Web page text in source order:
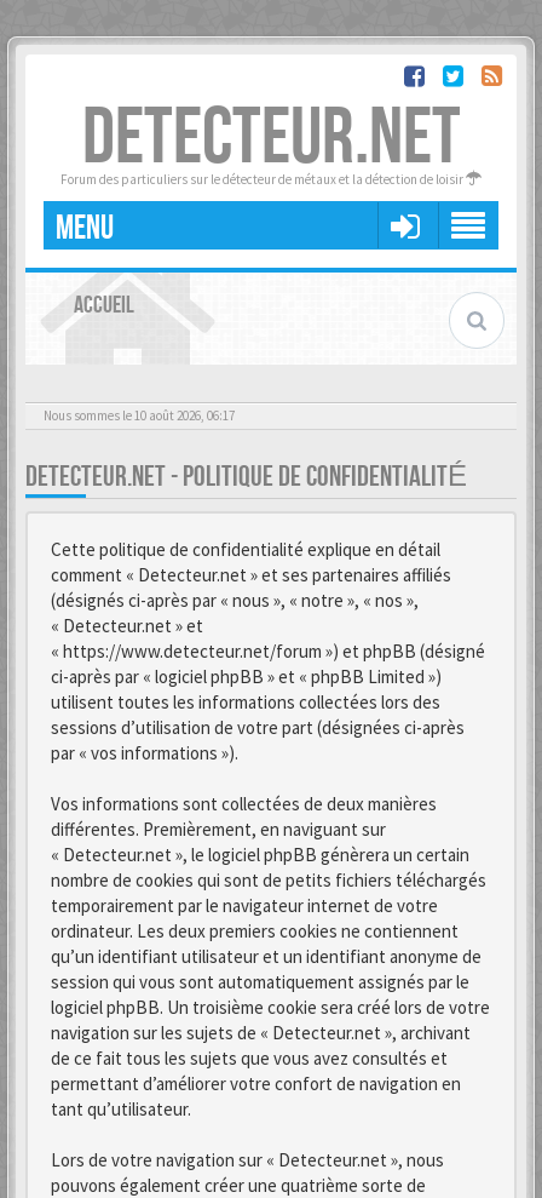
DETECTEUR.NET
Forum des particuliers sur le détecteur de métaux et la détection de loisir
MENU
ACCUEIL
Nous sommes le 10 août 2026, 06:17
DETECTEUR.NET - POLITIQUE DE CONFIDENTIALITÉ
Cette politique de confidentialité explique en détail
comment « Detecteur.net » et ses partenaires affiliés
(désignés ci-après par « nous », « notre », « nos »,
« Detecteur.net » et
« https://www.detecteur.net/forum ») et phpBB (désigné
ci-après par « logiciel phpBB » et « phpBB Limited »)
utilisent toutes les informations collectées lors des
sessions d’utilisation de votre part (désignées ci-après
par « vos informations »).
Vos informations sont collectées de deux manières
différentes. Premièrement, en naviguant sur
« Detecteur.net », le logiciel phpBB génèrera un certain
nombre de cookies qui sont de petits fichiers téléchargés
temporairement par le navigateur internet de votre
ordinateur. Les deux premiers cookies ne contiennent
qu’un identifiant utilisateur et un identifiant anonyme de
session qui vous sont automatiquement assignés par le
logiciel phpBB. Un troisième cookie sera créé lors de votre
navigation sur les sujets de « Detecteur.net », archivant
de ce fait tous les sujets que vous avez consultés et
permettant d’améliorer votre confort de navigation en
tant qu’utilisateur.
Lors de votre navigation sur « Detecteur.net », nous
pouvons également créer une quatrième sorte de